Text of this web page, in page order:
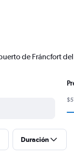
de Fráncfort
Duración